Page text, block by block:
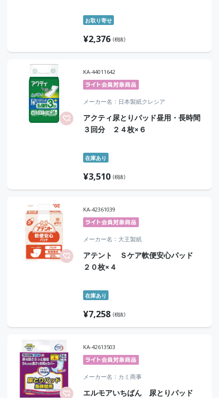
お取り寄せ
¥2,376 (税抜)
KA-44011642
メーカー名 日本製紙クレシア
アクティ尿とりパッド昼用・長時間
３回分 ２４枚×６
在庫あり
¥3,510 (税抜)
KA-42361039
メーカー名 大王製紙
アテント Ｓケア軟便安心パッド
２０枚×４
在庫あり
¥7,258 (税抜)
KA-42613503
メーカー名 カミ商事
エルモアいちばん 尿とりパッド